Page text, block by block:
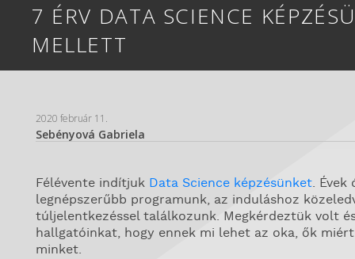
7 ÉRV DATA SCIENCE
MELLETT
2020 február 11.
Sebényová Gabriela
Félévente indítjuk Data Science képzésünket. Évek
legnépszerűbb programunk, az induláshoz
túljelentkezéssel találkozunk. Megkérdeztük volt
hallgatóinkat, hogy ennek mi lehet az oka, ők
minket.